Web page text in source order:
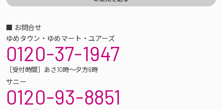
■ お問合せ
ゆめタウン・ゆめマート・ユアーズ
0120-37-1947
［受付時間］あさ10時～夕方6時
サニー
0120-93-8851